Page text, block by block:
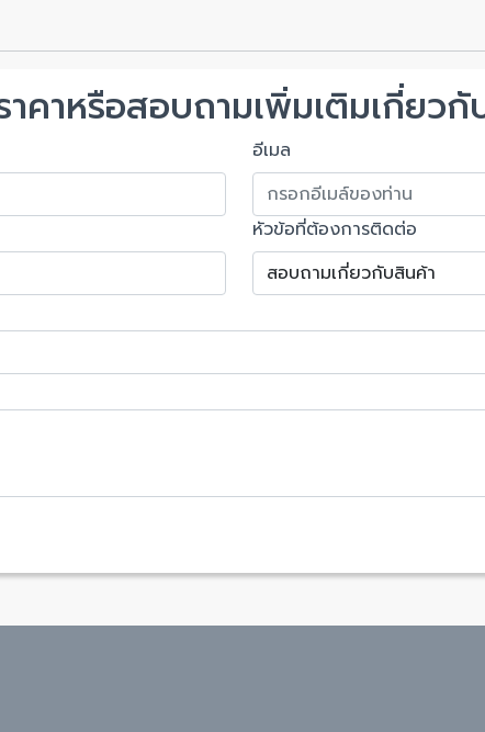
าคาหรือสอบถามเพิ่มเติมเกี่ยว
อีเมล
หัวข้อที่ต้องการติดต่อ